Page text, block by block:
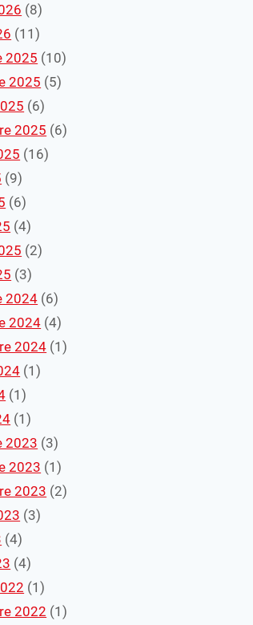
(8)
(11)
2025 (10)
2025 (5)
(6)
2025 (6)
(16)
(9)
(6)
(4)
(2)
(3)
2024 (6)
2024 (4)
2024 (1)
(1)
(1)
(1)
2023 (3)
2023 (1)
2023 (2)
(3)
(4)
(4)
(1)
2022 (1)